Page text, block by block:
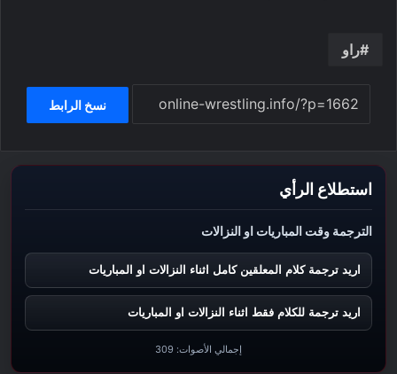
راو
نسخ الرابط
استطلاع الرأي
الترجمة وقت المباريات او النزالات
اريد ترجمة كلام المعلقين كامل اثناء النزالات او المباريات
اريد ترجمة للكلام فقط اثناء النزالات او المباريات
إجمالي الأصوات: 309